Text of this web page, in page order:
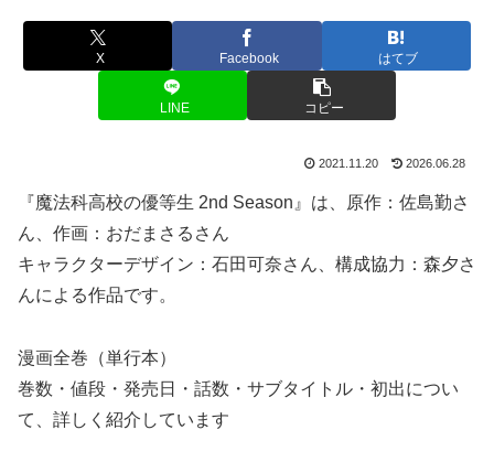
X Facebook はてブ
LINE コピー
2021.11.20 2026.06.28
『魔法科高校の優等生 2nd Season』は、原作：佐島勤さ
ん、作画：おだまさるさん
キャラクターデザイン：石田可奈さん、構成協力：森夕さ
んによる作品です。
漫画全巻（単行本）
巻数・値段・発売日・話数・サブタイトル・初出につい
て、詳しく紹介しています